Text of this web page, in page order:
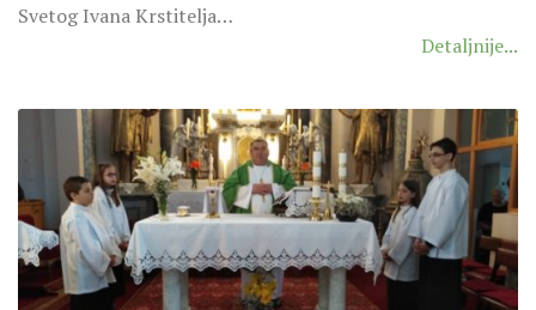
Svetog Ivana Krstitelja…
Detaljnije...